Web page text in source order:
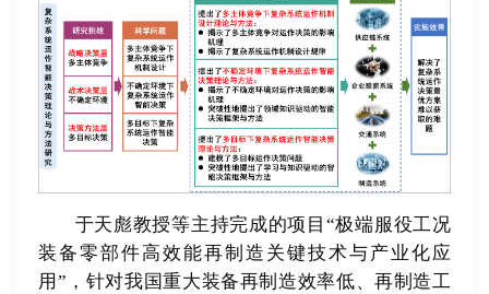
于天彪教授等主持完成的项目“极端服役工况
装备零部件高效能再制造关键技术与产业化应
用”，针对我国重大装备再制造效率低、再制造工